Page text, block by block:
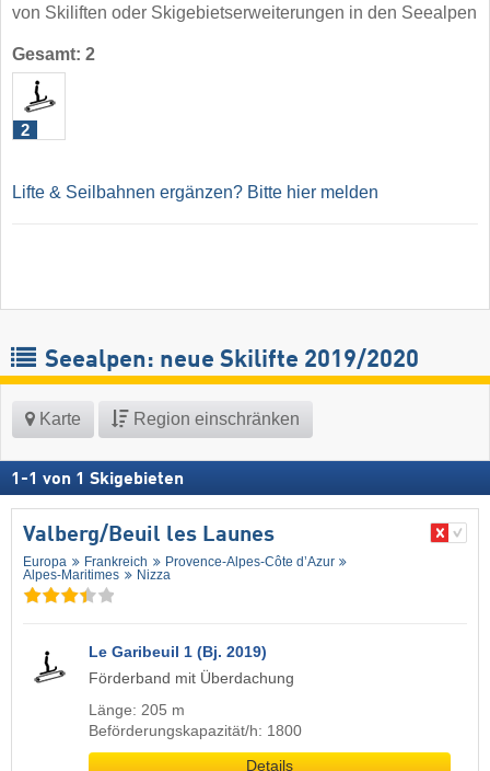
von Skiliften oder Skigebietserweiterungen in den Seealpen
Gesamt: 2
2
Lifte & Seilbahnen ergänzen? Bitte hier melden
Seealpen: neue Skilifte 2019/2020
Karte Region einschränken
1 -1 von 1 Skigebieten
Valberg/​Beuil les Launes
Europa Frankreich
Provence-Alpes-Côte d’Azur
Alpes-Maritimes
Nizza
Le Garibeuil 1 (Bj. 2019)
Förderband mit Überdachung
Länge: 205 m
Beförderungskapazität/h: 1800
Details